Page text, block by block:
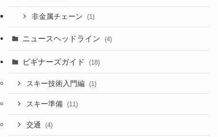
非金属チェーン (1)
ニュースヘッドライン (4)
ビギナーズガイド (18)
スキー技術入門編 (1)
スキー準備 (11)
交通 (4)